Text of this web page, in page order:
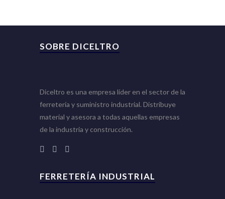
SOBRE DICELTRO
Diceltro es una empresa líder en el sector de la
ferretería y suministro industrial. Distribuye
material y asesora a todas aquellas empresas
de la industria y construcción.
FERRETERÍA INDUSTRIAL